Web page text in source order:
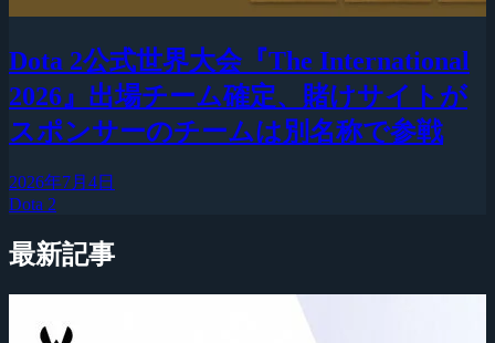
Dota 2公式世界大会『The International
2026』出場チーム確定、賭けサイトが
スポンサーのチームは別名称で参戦
2026年7月4日
Dota 2
最新記事